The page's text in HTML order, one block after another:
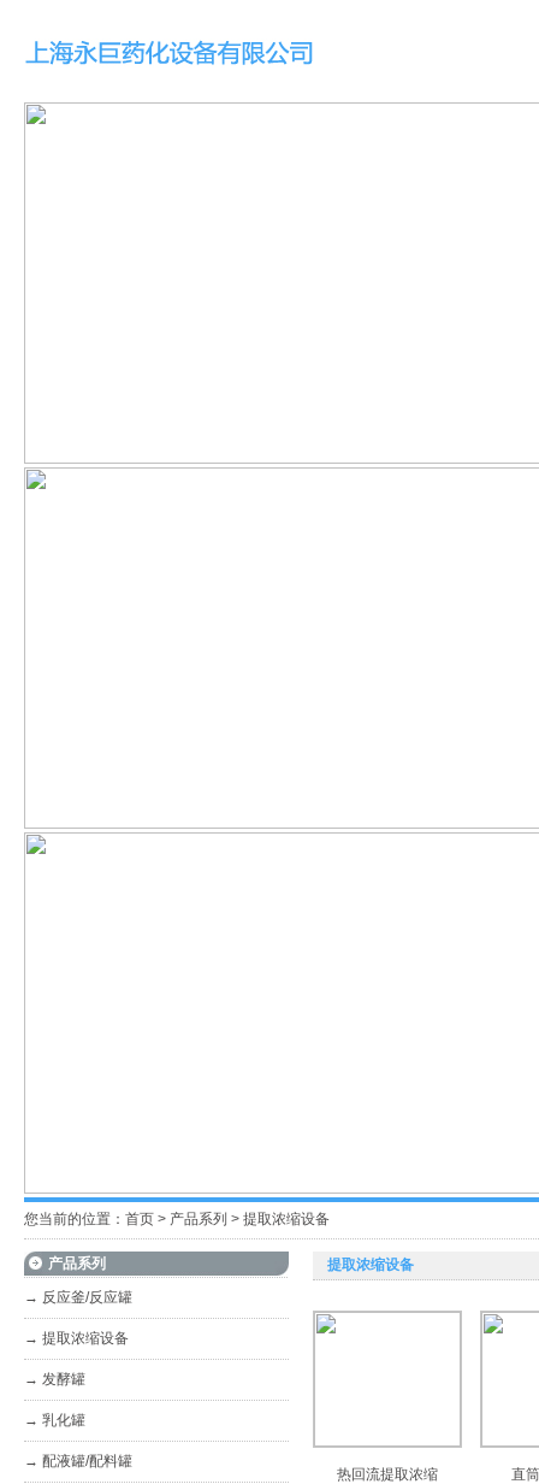
您当前的位置： 首页 > 产品系列 > 提取浓缩设备
产品系列
→ 反应釜/反应罐
→ 提取浓缩设备
→ 发酵罐
→ 乳化罐
→ 配液罐/配料罐
提取浓缩设备
热回流提取浓缩 直